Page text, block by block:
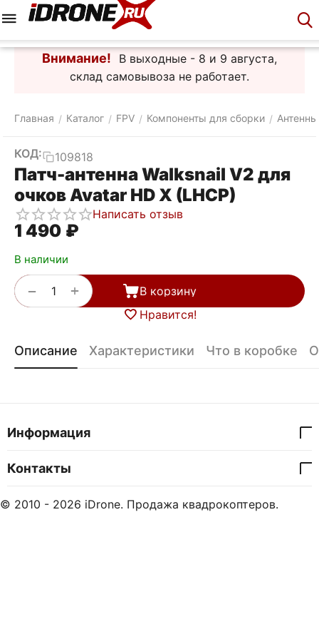
Внимание!
В выходные - 8 и 9 августа,
склад самовывоза не работает.
Главная / Каталог / FPV / Компоненты для сборки / Антенны
КОД: 109818
Патч-антенна Walksnail V2 для
очков Avatar HD X (LHCP)
Написать отзыв
1 490 ₽
В наличии
+
−
В корзину
Нравится!
Описание Характеристики Что в коробке
Информация
Контакты
© 2010 - 2026 iDrone. Продажа квадрокоптеров.
Корзина